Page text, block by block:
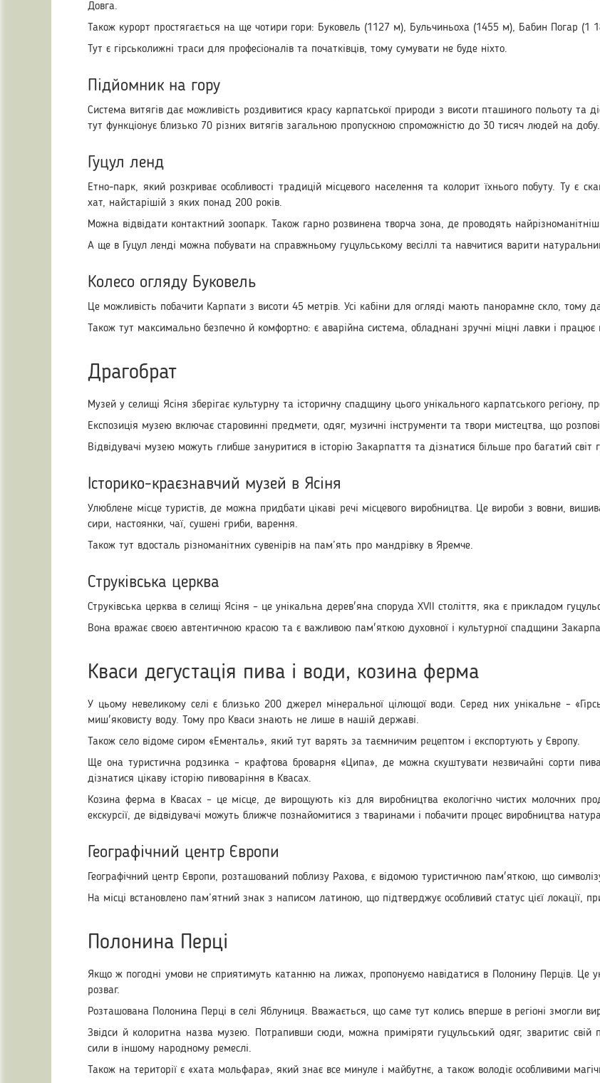
Довга.
Також курорт простягається на ще чотири гори: Буковель (1127 м), Бульчиньоха (1455 м), Бабин Погар
Тут є гірськолижні траси для професіоналів та початківців, тому сумувати не буде ніхто.
Підйомник на гору
Система витягів дає можливість роздивитися красу карпатської природи з висоти пташиного польоту та
тут функціонує близько 70 різних витягів загальною пропускною спроможністю до 30 тисяч людей на добу.
Гуцул ленд
Етно-парк, який розкриває особливості традицій місцевого населення та колорит їхнього побуту. Ту є
хат, найстарішій з яких понад 200 років.
Можна відвідати контактний зоопарк. Також гарно розвинена творча зона, де проводять
А ще в Гуцул ленді можна побувати на справжньому гуцульському весіллі та навчитися варити
Колесо огляду Буковель
Це можливість побачити Карпати з висоти 45 метрів. Усі кабіни для огляді мають панорамне скло, тому
Також тут максимально безпечно й комфортно: є аварійна система, обладнані зручні міцні лавки і працює
Драгобрат
Музей у селищі Ясіня зберігає культурну та історичну спадщину цього унікального карпатського регіону,
Експозиція музею включає старовинні предмети, одяг, музичні інструменти та твори мистецтва, що
Відвідувачі музею можуть глибше зануритися в історію Закарпаття та дізнатися більше про багатий світ
Історико-краєзнавчий музей в Ясіня
Улюблене місце туристів, де можна придбати цікаві речі місцевого виробництва. Це вироби з вовни,
сири, настоянки, чаї, сушені гриби, варення.
Також тут вдосталь різноманітних сувенірів на пам’ять про мандрівку в Яремче.
Струківська церква
Струківська церква в селищі Ясіня – це унікальна дерев'яна споруда XVII століття, яка є прикладом
Вона вражає своєю автентичною красою та є важливою пам'яткою духовної і культурної спадщини
Кваси дегустація пива і води, козина ферма
У цьому невеликому селі є близько 200 джерел мінеральної цілющої води. Серед них унікальне –
миш'яковисту воду. Тому про Кваси знають не лише в нашій державі.
Також село відоме сиром «Ементаль», який тут варять за таємничим рецептом і експортують у Європу.
Ще она туристична родзинка – крафтова броварня «Ципа», де можна скуштувати незвичайні сорти
дізнатися цікаву історію пивоваріння в Квасах.
Козина ферма в Квасах – це місце, де вирощують кіз для виробництва екологічно чистих молочних
екскурсії, де відвідувачі можуть ближче познайомитися з тваринами і побачити процес виробництва
Географічний центр Європи
Географічний центр Європи, розташований поблизу Рахова, є відомою туристичною пам'яткою, що
На місці встановлено пам’ятний знак з написом латиною, що підтверджує особливий статус цієї локації,
Полонина Перці
Якщо ж погодні умови не сприятимуть катанню на лижах, пропонуємо навідатися в Полонину Перців. Це
розваг.
Розташована Полонина Перці в селі Яблуниця. Вважається, що саме тут колись вперше в регіоні змогли
Звідси й колоритна назва музею. Потрапивши сюди, можна приміряти гуцульський одяг, зваритис свій
сили в іншому народному ремеслі.
Також на території є «хата мольфара», який знає все минуле і майбутнє, а також володіє особливими